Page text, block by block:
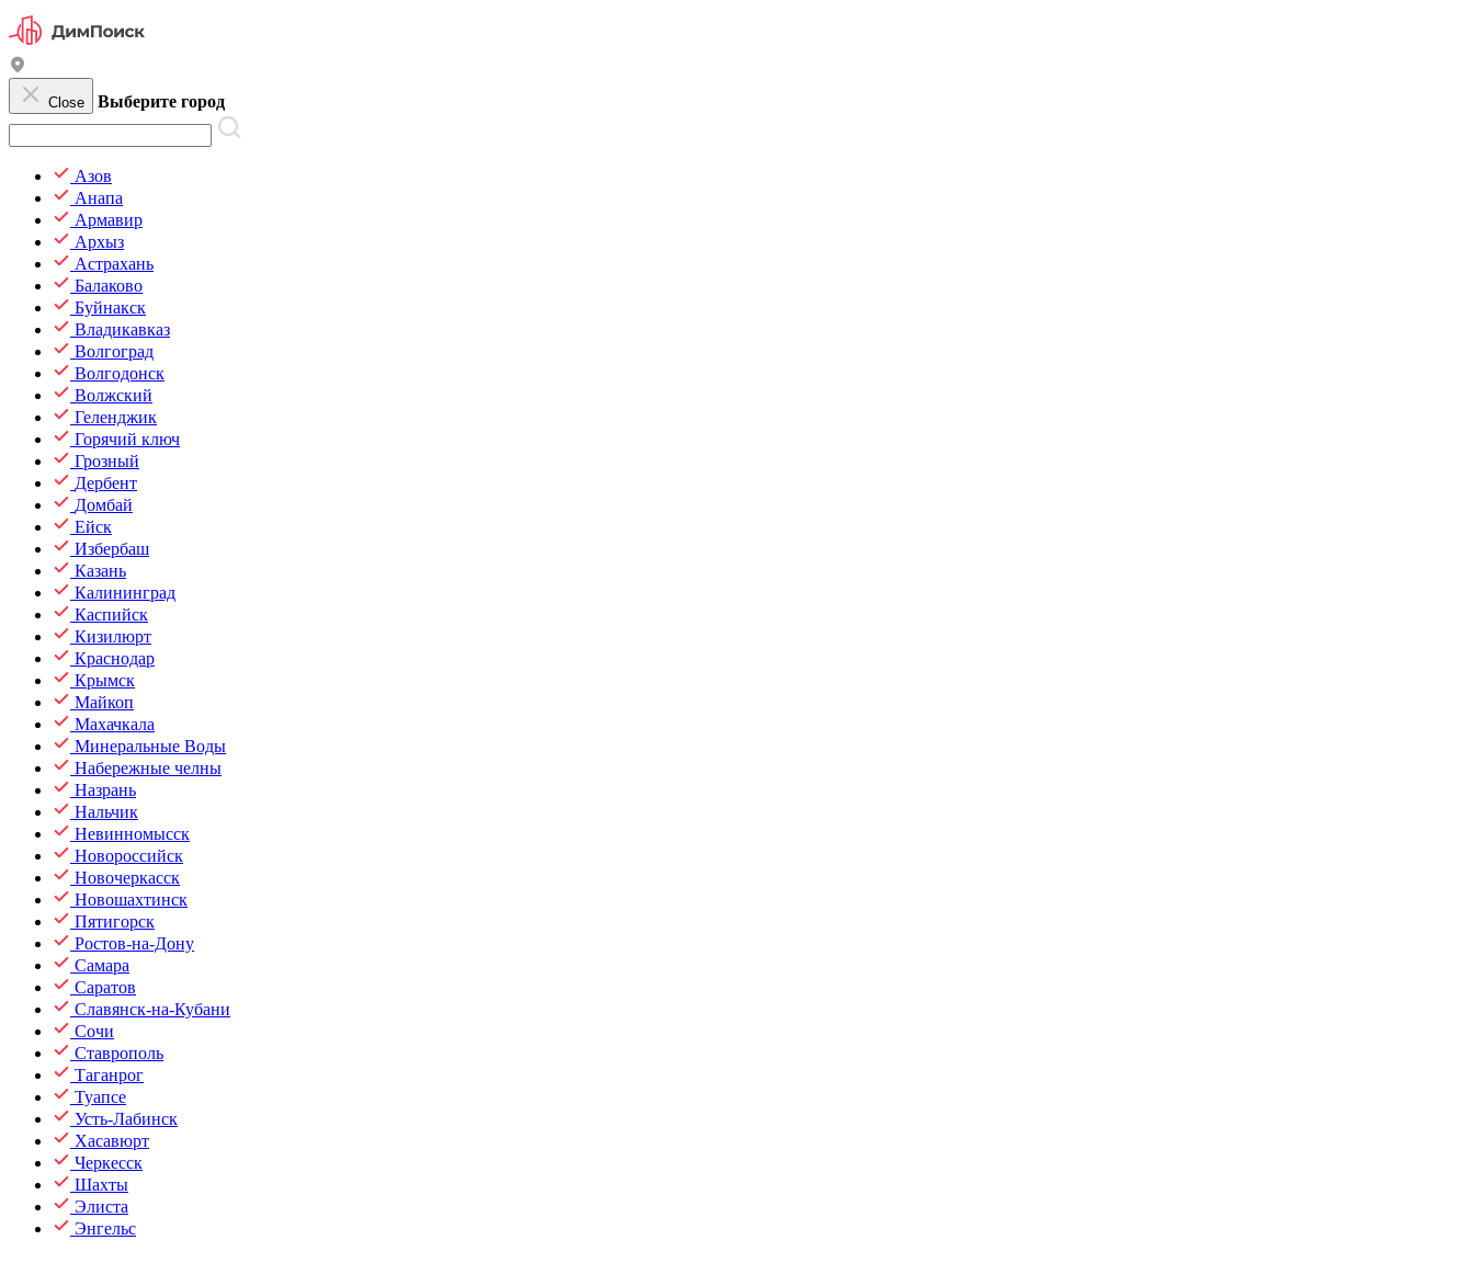
Close Выберите город
Азов
Анапа
Армавир
Архыз
Астрахань
Балаково
Буйнакск
Владикавказ
Волгоград
Волгодонск
Волжский
Геленджик
Горячий ключ
Грозный
Дербент
Домбай
Ейск
Избербаш
Казань
Калининград
Каспийск
Кизилюрт
Краснодар
Крымск
Майкоп
Махачкала
Минеральные Воды
Набережные челны
Назрань
Нальчик
Невинномысск
Новороссийск
Новочеркасск
Новошахтинск
Пятигорск
Ростов-на-Дону
Самара
Саратов
Славянск-на-Кубани
Сочи
Ставрополь
Таганрог
Туапсе
Усть-Лабинск
Хасавюрт
Черкесск
Шахты
Элиста
Энгельс